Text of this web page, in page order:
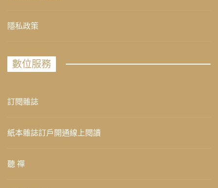
隱私政策
數位服務
訂閱雜誌
紙本雜誌訂戶開通線上閱讀
聽 禪